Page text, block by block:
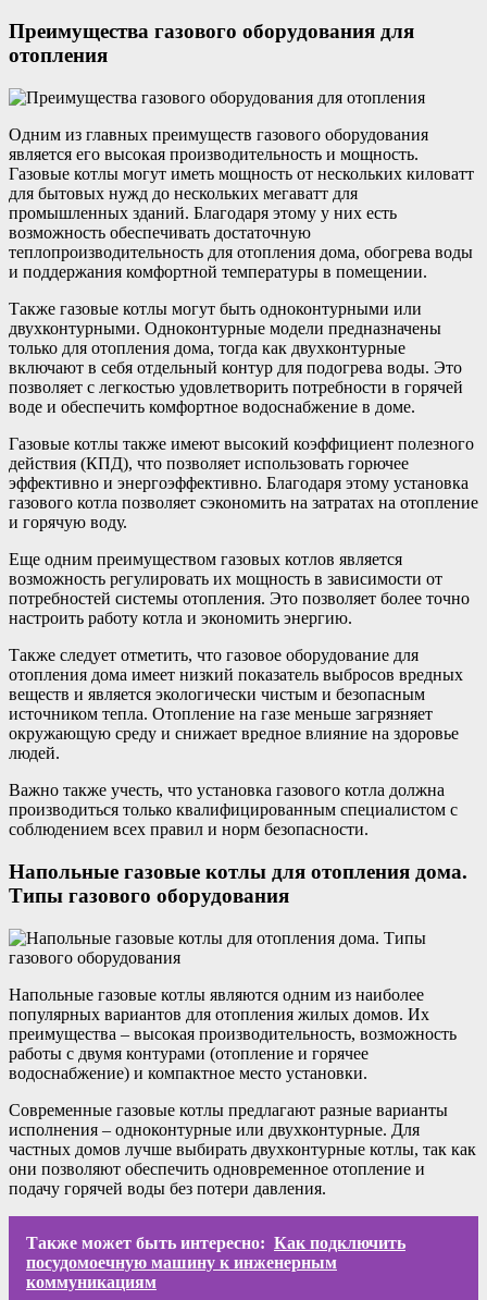
Преимущества газового оборудования для
отопления
Одним из главных преимуществ газового оборудования
является его высокая производительность и мощность.
Газовые котлы могут иметь мощность от нескольких киловатт
для бытовых нужд до нескольких мегаватт для
промышленных зданий. Благодаря этому у них есть
возможность обеспечивать достаточную
теплопроизводительность для отопления дома, обогрева воды
и поддержания комфортной температуры в помещении.
Также газовые котлы могут быть одноконтурными или
двухконтурными. Одноконтурные модели предназначены
только для отопления дома, тогда как двухконтурные
включают в себя отдельный контур для подогрева воды. Это
позволяет с легкостью удовлетворить потребности в горячей
воде и обеспечить комфортное водоснабжение в доме.
Газовые котлы также имеют высокий коэффициент полезного
действия (КПД), что позволяет использовать горючее
эффективно и энергоэффективно. Благодаря этому установка
газового котла позволяет сэкономить на затратах на отопление
и горячую воду.
Еще одним преимуществом газовых котлов является
возможность регулировать их мощность в зависимости от
потребностей системы отопления. Это позволяет более точно
настроить работу котла и экономить энергию.
Также следует отметить, что газовое оборудование для
отопления дома имеет низкий показатель выбросов вредных
веществ и является экологически чистым и безопасным
источником тепла. Отопление на газе меньше загрязняет
окружающую среду и снижает вредное влияние на здоровье
людей.
Важно также учесть, что установка газового котла должна
производиться только квалифицированным специалистом с
соблюдением всех правил и норм безопасности.
Напольные газовые котлы для отопления дома.
Типы газового оборудования
Напольные газовые котлы являются одним из наиболее
популярных вариантов для отопления жилых домов. Их
преимущества – высокая производительность, возможность
работы с двумя контурами (отопление и горячее
водоснабжение) и компактное место установки.
Современные газовые котлы предлагают разные варианты
исполнения – одноконтурные или двухконтурные. Для
частных домов лучше выбирать двухконтурные котлы, так как
они позволяют обеспечить одновременное отопление и
подачу горячей воды без потери давления.
Также может быть интересно: Как подключить
посудомоечную машину к инженерным
коммуникациям